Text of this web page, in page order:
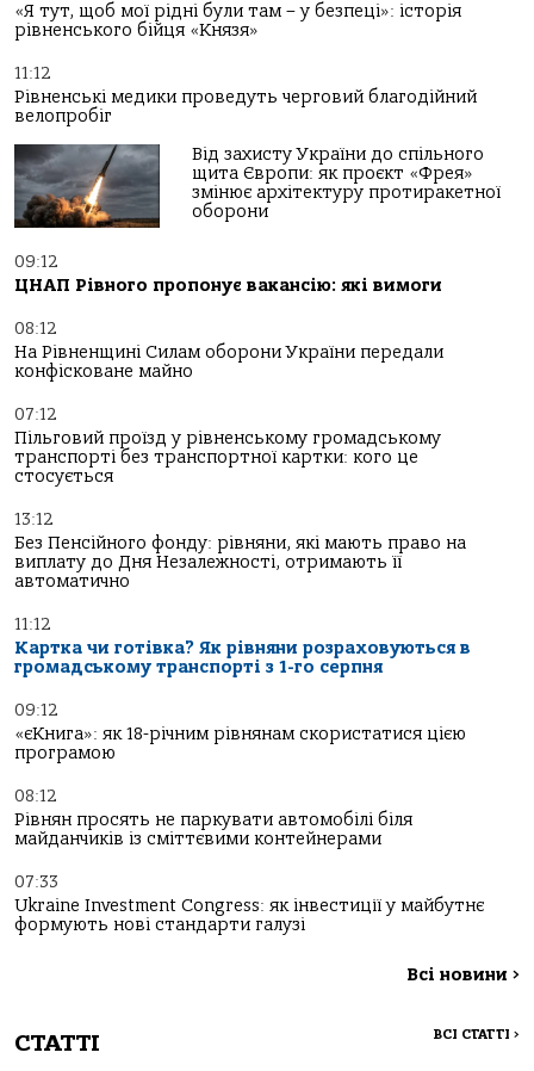
«Я тут, щоб мої рідні були там – у безпеці»: історія
рівненського бійця «Князя»
11:12
Рівненські медики проведуть черговий благодійний
велопробіг
Від захисту України до спільного
щита Європи: як проєкт «Фрея»
змінює архітектуру протиракетної
оборони
09:12
ЦНАП Рівного пропонує вакансію: які вимоги
08:12
На Рівненщині Силам оборони України передали
конфісковане майно
07:12
Пільговий проїзд у рівненському громадському
транспорті без транспортної картки: кого це
стосується
13:12
Без Пенсійного фонду: рівняни, які мають право на
виплату до Дня Незалежності, отримають її
автоматично
11:12
Картка чи готівка? Як рівняни розраховуються в
громадському транспорті з 1-го серпня
09:12
«єКнига»: як 18-річним рівнянам скористатися цією
програмою
08:12
Рівнян просять не паркувати автомобілі біля
майданчиків із сміттєвими контейнерами
07:33
Ukraine Investment Congress: як інвестиції у майбутнє
формують нові стандарти галузі
Всі новини >
СТАТТІ ВСІ СТАТТІ >